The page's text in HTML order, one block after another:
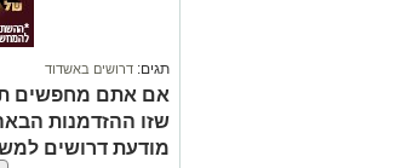
תגים: דרושים באשדוד
אם אתם מחפשים
שזו ההזדמנות
מודעת דרושים